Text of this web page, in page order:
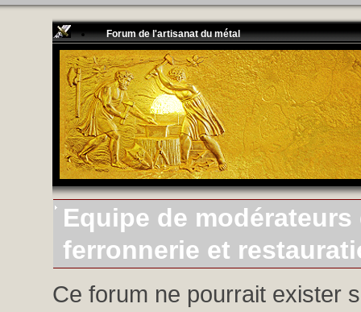
Forum de l'artisanat du métal
Equipe de
ferronnerie et
Ce forum ne pourrait exister